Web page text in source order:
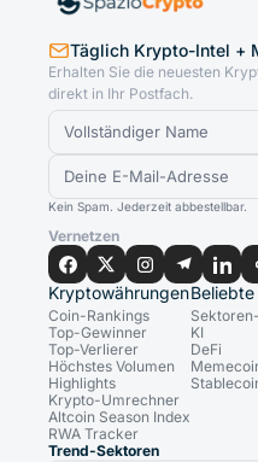
Täglich Krypto-Intel +
Erhalten Sie die neuesten
direkt in Ihr Postfach.
Kein Spam. Jederzeit abbestellbar.
Vernetzen
Kryptowährungen
Coin-Rankings
Top-Gewinner
Top-Verlierer
Höchstes Volumen
Highlights
Krypto-Umrechner
Altcoin Season Index
RWA Tracker
KI
DeFi
Trend-Sektoren